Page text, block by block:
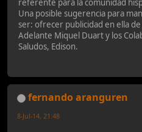
referente para la comunidad
Una posible sugerencia para
ser: ofrecer publicidad en ella
Adelante Miquel Duart y los
Saludos, Edison.
fernando aranguren
8-Jul-14, 21:48